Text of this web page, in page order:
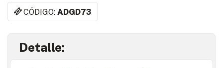
CÓDIGO:ADGD73
Detalle: